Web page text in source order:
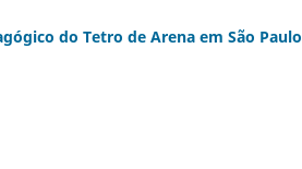
do Tetro de Arena em São Paulo